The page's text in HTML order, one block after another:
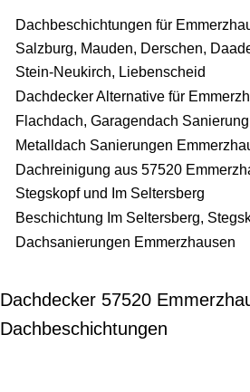
Dachbeschichtungen für
Salzburg, Mauden, Derschen,
Stein-Neukirch, Liebenscheid
Dachdecker Alternative für
Flachdach, Garagendach
Metalldach Sanierungen
Dachreinigung aus 57520
Stegskopf und Im Seltersberg
Beschichtung Im Seltersberg,
Dachsanierungen Emmerzhausen
Dachdecker 57520
Dachbeschichtungen